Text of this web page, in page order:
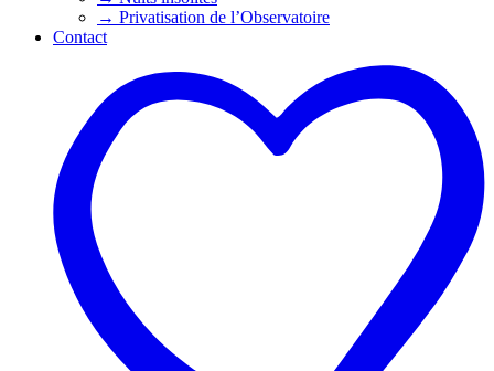
→ Privatisation de l’Observatoire
Contact